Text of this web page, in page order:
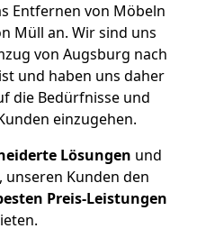
Entfernen von Möbeln
Müll an. Wir sind uns
von Augsburg nach
und haben uns daher
die Bedürfnisse und
einzugehen.
Lösungen und
Kunden den
Preis-Leistungen